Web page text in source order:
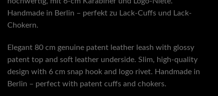
Handmade in Berlin – perfekt zu Lack-Cuffs und Lack-
Chokern.
Elegant 80 cm genuine patent leather leash with glossy
patent top and soft leather underside. Slim, high-quality
design with 6 cm snap hook and logo rivet. Handmade in
Berlin – perfect with patent cuffs and chokers.